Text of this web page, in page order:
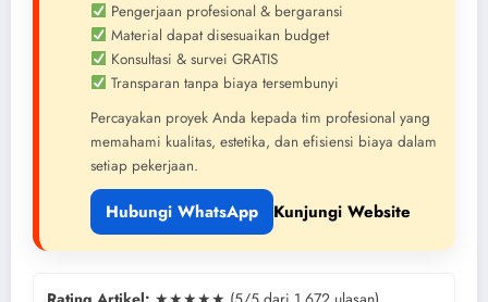
Pengerjaan profesional & bergaransi
Material dapat disesuaikan budget
Konsultasi & survei GRATIS
Transparan tanpa biaya tersembunyi
Percayakan proyek Anda kepada tim profesional yang
memahami kualitas, estetika, dan efisiensi biaya dalam
setiap pekerjaan.
Hubungi WhatsApp Kunjungi Website